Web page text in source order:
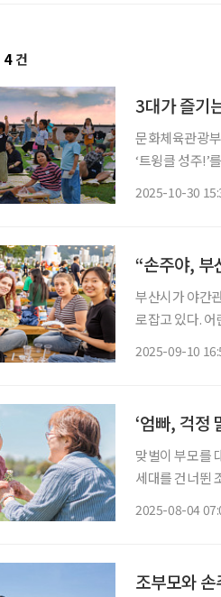
4 건
3대가 즐기
문화체육관광
‘트윙클 성주!’
2025-10-30
“손주야, 부
부산시가 야간
로잡고 있다.
2025-09-10
‘엄빠, 걱정
맞벌이 부모를
세대를 건너뛴
2025-08-04
조부모와